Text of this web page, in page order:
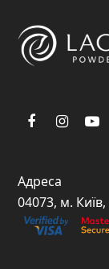
e
b
I
t
a
t
u
Адреса
04073, м.